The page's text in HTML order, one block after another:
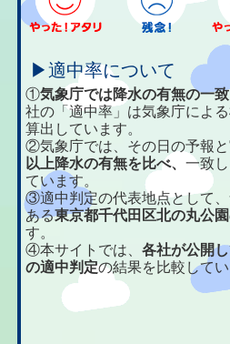
▶適中率について
①気象庁では降水の有無の一
社の「適中率」は気象庁によ
算出しています。
②気象庁では、その日の予報
以上降水の有無を比べ、一致
ています。
③適中判定の代表地点として
ある東京都千代田区北の丸公園
す。
④本サイトでは、各社が公開
の適中判定の結果を比較してい